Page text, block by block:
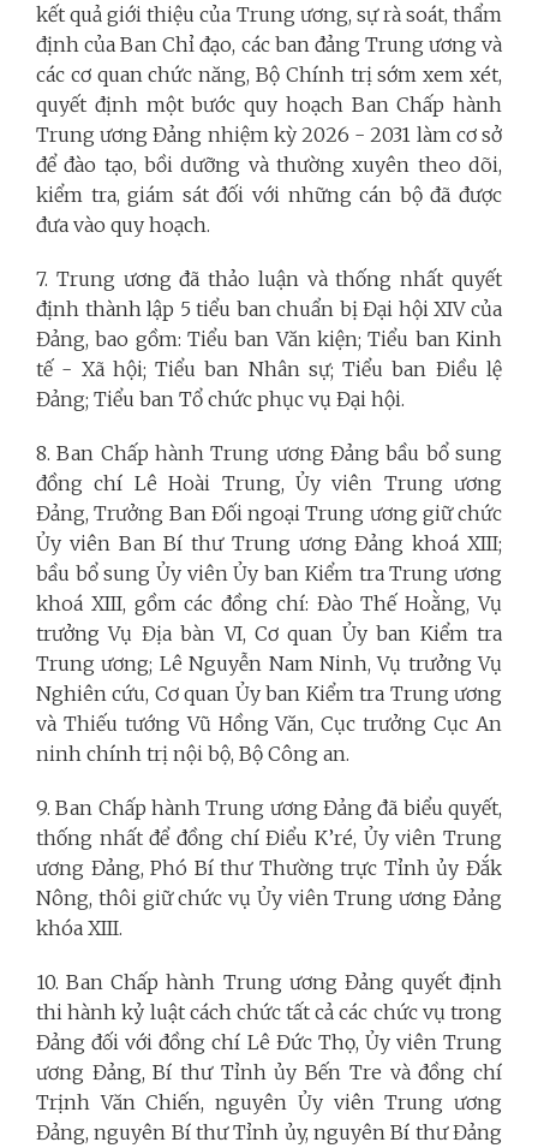
kết quả giới thiệu của Trung ương, sự rà soát, thẩm
định của Ban Chỉ đạo, các ban đảng Trung ương và
các cơ quan chức năng, Bộ Chính trị sớm xem xét,
quyết định một bước quy hoạch Ban Chấp hành
Trung ương Đảng nhiệm kỳ 2026 - 2031 làm cơ sở
để đào tạo, bồi dưỡng và thường xuyên theo dõi,
kiểm tra, giám sát đối với những cán bộ đã được
đưa vào quy hoạch.
7. Trung ương đã thảo luận và thống nhất quyết
định thành lập 5 tiểu ban chuẩn bị Đại hội XIV của
Đảng, bao gồm: Tiểu ban Văn kiện; Tiểu ban Kinh
tế - Xã hội; Tiểu ban Nhân sự; Tiểu ban Điều lệ
Đảng; Tiểu ban Tổ chức phục vụ Đại hội.
8. Ban Chấp hành Trung ương Đảng bầu bổ sung
đồng chí Lê Hoài Trung, Ủy viên Trung ương
Đảng, Trưởng Ban Đối ngoại Trung ương giữ chức
Ủy viên Ban Bí thư Trung ương Đảng khoá XIII;
bầu bổ sung Ủy viên Ủy ban Kiểm tra Trung ương
khoá XIII, gồm các đồng chí: Đào Thế Hoằng, Vụ
trưởng Vụ Địa bàn VI, Cơ quan Ủy ban Kiểm tra
Trung ương; Lê Nguyễn Nam Ninh, Vụ trưởng Vụ
Nghiên cứu, Cơ quan Ủy ban Kiểm tra Trung ương
và Thiếu tướng Vũ Hồng Văn, Cục trưởng Cục An
ninh chính trị nội bộ, Bộ Công an.
9. Ban Chấp hành Trung ương Đảng đã biểu quyết,
thống nhất để đồng chí Điểu K’ré, Ủy viên Trung
ương Đảng, Phó Bí thư Thường trực Tỉnh ủy Đắk
Nông, thôi giữ chức vụ Ủy viên Trung ương Đảng
khóa XIII.
10. Ban Chấp hành Trung ương Đảng quyết định
thi hành kỷ luật cách chức tất cả các chức vụ trong
Đảng đối với đồng chí Lê Đức Thọ, Ủy viên Trung
ương Đảng, Bí thư Tỉnh ủy Bến Tre và đồng chí
Trịnh Văn Chiến, nguyên Ủy viên Trung ương
Đảng, nguyên Bí thư Tỉnh ủy, nguyên Bí thư Đảng